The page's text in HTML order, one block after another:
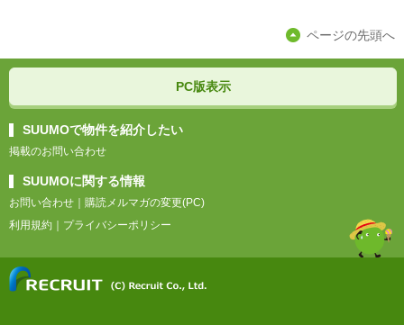
ページの先頭へ
PC版表示
SUUMOで物件を紹介したい
掲載のお問い合わせ
SUUMOに関する情報
お問い合わせ
購読メルマガの変更(PC)
利用規約
プライバシーポリシー